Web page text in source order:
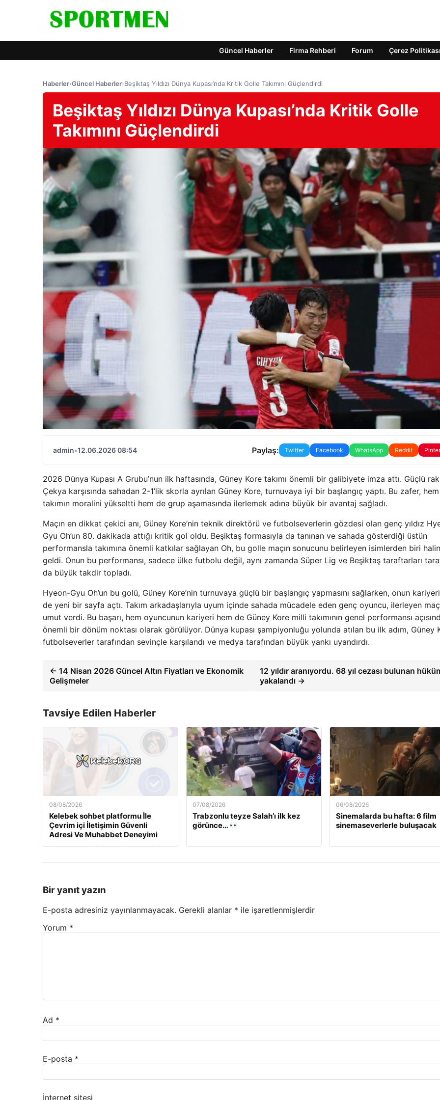
Güncel Haberler Firma Rehberi Forum Çerez Politikası
Haberler›Güncel Haberler›Beşiktaş Yıldızı Dünya Kupası’nda Kritik Golle Takımını Güçlendirdi
Beşiktaş Yıldızı Dünya Kupası’nda Kritik Golle
Takımını Güçlendirdi
admin•12.06.2026 08:54 Paylaş: Twitter Facebook WhatsApp Reddit
2026 Dünya Kupası A Grubu’nun ilk haftasında, Güney Kore takımı önemli bir galibiyete imza attı. Güçlü
Çekya karşısında sahadan 2-1’lik skorla ayrılan Güney Kore, turnuvaya iyi bir başlangıç yaptı. Bu zafer, hem
takımın moralini yükseltti hem de grup aşamasında ilerlemek adına büyük bir avantaj sağladı.
Maçın en dikkat çekici anı, Güney Kore’nin teknik direktörü ve futbolseverlerin gözdesi olan genç yıldız
Gyu Oh’un 80. dakikada attığı kritik gol oldu. Beşiktaş formasıyla da tanınan ve sahada gösterdiği üstün
performansla takımına önemli katkılar sağlayan Oh, bu golle maçın sonucunu belirleyen isimlerden biri
geldi. Onun bu performansı, sadece ülke futbolu değil, aynı zamanda Süper Lig ve Beşiktaş taraftarları
da büyük takdir topladı.
Hyeon-Gyu Oh’un bu golü, Güney Kore’nin turnuvaya güçlü bir başlangıç yapmasını sağlarken, onun
de yeni bir sayfa açtı. Takım arkadaşlarıyla uyum içinde sahada mücadele eden genç oyuncu, ilerleyen
umut verdi. Bu başarı, hem oyuncunun kariyeri hem de Güney Kore milli takımının genel performansı
önemli bir dönüm noktası olarak görülüyor. Dünya kupası şampiyonluğu yolunda atılan bu ilk adım, Güney
futbolseverler tarafından sevinçle karşılandı ve medya tarafından büyük yankı uyandırdı.
← 14 Nisan 2026 Güncel Altın Fiyatları ve Ekonomik
Gelişmeler
12 yıldır aranıyordu. 68 yıl cezası bulunan
yakalandı →
Tavsiye Edilen Haberler
08/08/2026
Kelebek sohbet platformu İle
Çevrim içi İletişimin Güvenli
Adresi Ve Muhabbet Deneyimi
07/08/2026
Trabzonlu teyze Salah’ı ilk kez
görünce…
06/08/2026
Sinemalarda bu hafta: 6 film
sinemaseverlerle buluşacak
Bir yanıt yazın
E-posta adresiniz yayınlanmayacak. Gerekli alanlar * ile işaretlenmişlerdir
Yorum *
Ad *
E-posta *
İnternet sitesi